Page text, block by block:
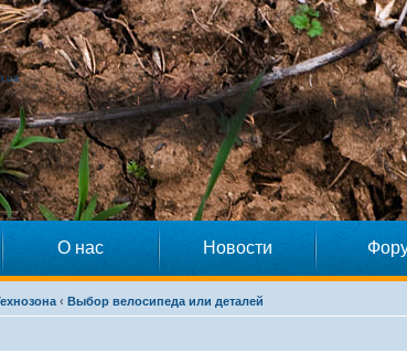
О нас Новости
‹ Выбор велосипеда или деталей